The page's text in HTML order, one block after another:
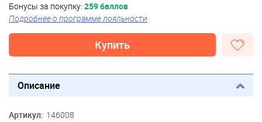
Бонусы за покупку: 259 баллов
Подробнее о программе лояльности
Купить
Описание
Артикул: 146008